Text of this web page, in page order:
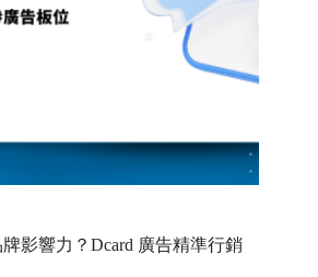
影響力？Dcard 廣告精準行銷